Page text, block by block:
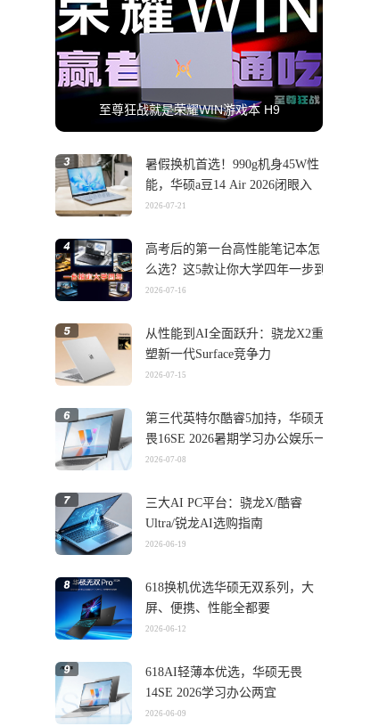
至尊狂战就是荣耀WIN游戏本 H9
暑假换机首选！990g机身45W性
能，华硕a豆14 Air 2026闭眼入
2026-07-21
高考后的第一台高性能笔记本怎
么选？这5款让你大学四年一步到
位
2026-07-16
从性能到AI全面跃升：骁龙X2重
塑新一代Surface竞争力
2026-07-15
第三代英特尔酷睿5加持，华硕无
畏16SE 2026暑期学习办公娱乐一
机搞定
2026-07-08
三大AI PC平台：骁龙X/酷睿
Ultra/锐龙AI选购指南
2026-06-19
618换机优选华硕无双系列，大
屏、便携、性能全都要
2026-06-12
618AI轻薄本优选，华硕无畏
14SE 2026学习办公两宜
2026-06-09